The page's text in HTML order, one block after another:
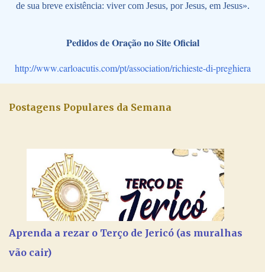
de sua breve existência: viver com Jesus, por Jesus, em Jesus».
Pedidos de Oração no Site Oficial
http://www.carloacutis.com/pt/association/richieste-di-preghiera
Postagens Populares da Semana
Aprenda a rezar o Terço de Jericó (as muralhas
vão cair)